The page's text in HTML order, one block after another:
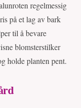
regelmessig
på et lag av bark
til å bevare
blomsterstilker
holde planten pent.